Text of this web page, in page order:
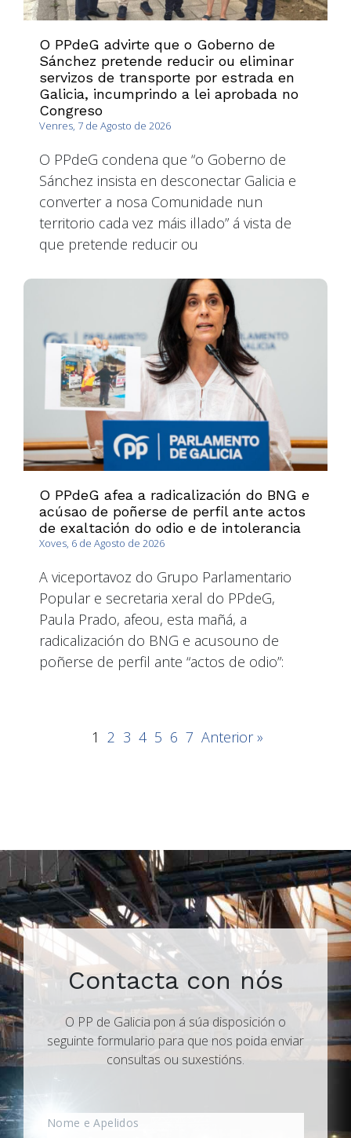
O PPdeG advirte que o Goberno de
Sánchez pretende reducir ou eliminar
servizos de transporte por estrada en
Galicia, incumprindo a lei aprobada no
Congreso
Venres, 7 de Agosto de 2026
O PPdeG condena que “o Goberno de
Sánchez insista en desconectar Galicia e
converter a nosa Comunidade nun
territorio cada vez máis illado” á vista de
que pretende reducir ou
O PPdeG afea a radicalización do BNG e
acúsao de poñerse de perfil ante actos
de exaltación do odio e de intolerancia
Xoves, 6 de Agosto de 2026
A viceportavoz do Grupo Parlamentario
Popular e secretaria xeral do PPdeG,
Paula Prado, afeou, esta mañá, a
radicalización do BNG e acusouno de
poñerse de perfil ante “actos de odio”:
1 2 3 4 5 6 7 Anterior »
Contacta con nós
O PP de Galicia pon á súa disposición o
seguinte formulario para que nos poida enviar
consultas ou suxestións.